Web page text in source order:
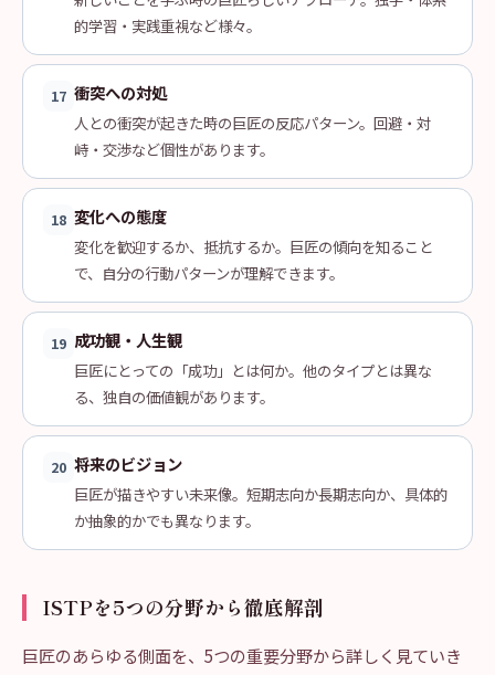
的学習・実践重視など様々。
17 衝突への対処
人との衝突が起きた時の巨匠の反応パターン。回避・対
峙・交渉など個性があります。
18 変化への態度
変化を歓迎するか、抵抗するか。巨匠の傾向を知ること
で、自分の行動パターンが理解できます。
19 成功観・人生観
巨匠にとっての「成功」とは何か。他のタイプとは異な
る、独自の価値観があります。
20 将来のビジョン
巨匠が描きやすい未来像。短期志向か長期志向か、具体的
か抽象的かでも異なります。
ISTPを5つの分野から徹底解剖
巨匠のあらゆる側面を、5つの重要分野から詳しく見ていき